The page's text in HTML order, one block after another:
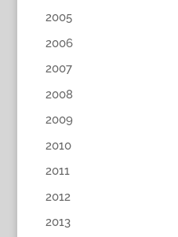
2005
2006
2007
2008
2009
2010
2011
2012
2013